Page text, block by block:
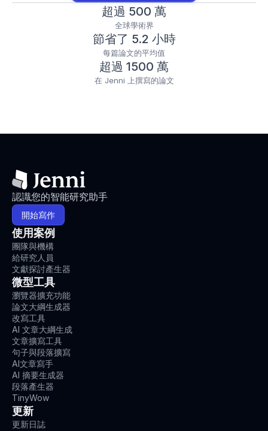
超過 500 萬
全球學術界
節省了 5.2 小時
每篇論文的平均值
超過 1500 萬
在 Jenni 上撰寫的論文
認識您的智能研究助手
開始寫作
使用案例
團隊與機構
給研究人員
文獻探討產生器
微型工具
瀏覽器擴充功能
論文大綱生成器
改寫工具
AI 文章大綱生成
文章擴寫工具
句子與段落擴寫
AI文章寫手
AI 摘要生成器
段落產生器
TinyWow
更新
更新日誌